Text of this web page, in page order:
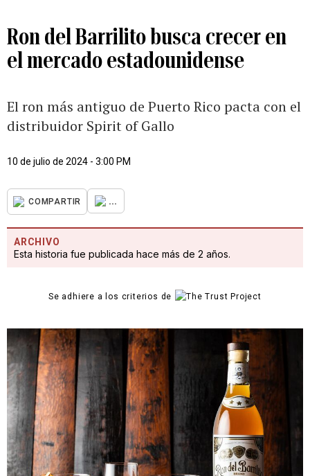
Ron del Barrilito busca crecer en
el mercado estadounidense
El ron más antiguo de Puerto Rico pacta con el
distribuidor Spirit of Gallo
10 de julio de 2024 - 3:00 PM
COMPARTIR ...
ARCHIVO
Esta historia fue publicada hace más de 2 años.
Se adhiere a los criterios de